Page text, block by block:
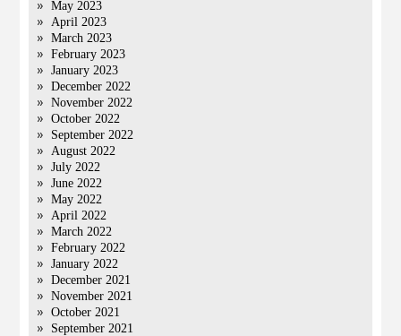
May 2023
April 2023
March 2023
February 2023
January 2023
December 2022
November 2022
October 2022
September 2022
August 2022
July 2022
June 2022
May 2022
April 2022
March 2022
February 2022
January 2022
December 2021
November 2021
October 2021
September 2021